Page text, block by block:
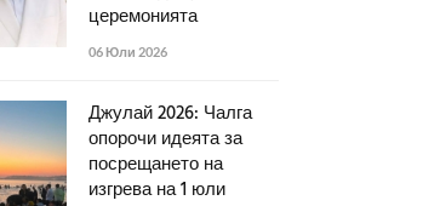
церемонията
06 Юли 2026
Джулай 2026: Чалга
опорочи идеята за
посрещането на
изгрева на 1 юли